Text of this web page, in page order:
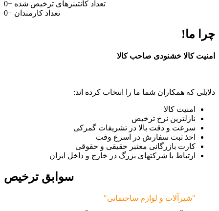
0+ تعداد کانتینرهای ترخیص شده
0+ تعداد کارمندان
چرا ما!
امنیت کالا خشنودی صاحب کالا
دلایلی که همکاران شما ما را انتخاب کرده اند:
امنیت کالا
نازلترین نرخ ترخیص
سرعت و دقت بالا در تشریفات گمرکی
اخذ ثبت سفارش در اسرع وقت
کارت بازرگانی معتبر حقیقی و حقوقی
ارتباط با شرکتهای بزرگ در خارج و داخل ایران
سوابق ترخیص
"شیرآلات و لوازم ساختمانی"